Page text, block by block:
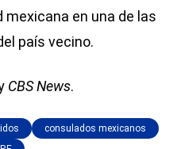
en una de las
país vecino.
CBS News.
consulados mexicanos